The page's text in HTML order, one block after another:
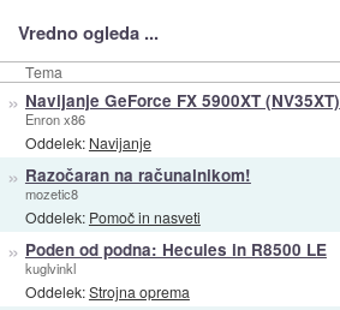
Vredno ogleda ...
Tema
» Navijanje GeForce FX 5900XT (NV35XT)
Enron x86
Oddelek: Navijanje
» Razočaran na računalnikom!
mozetic8
Oddelek: Pomoč in nasveti
» Poden od podna: Hecules in R8500 LE
kuglvinkl
Oddelek:Strojna oprema